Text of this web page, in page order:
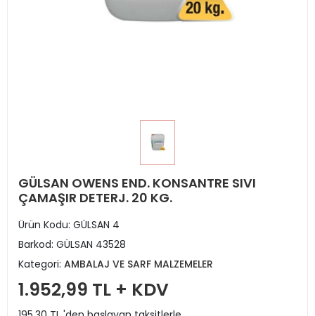
GÜLSAN OWENS END. KONSANTRE SIVI
ÇAMAŞIR DETERJ. 20 KG.
Ürün Kodu: GÜLSAN 4
Barkod: GÜLSAN 43528
Kategori: AMBALAJ VE SARF MALZEMELER
1.952,99 TL + KDV